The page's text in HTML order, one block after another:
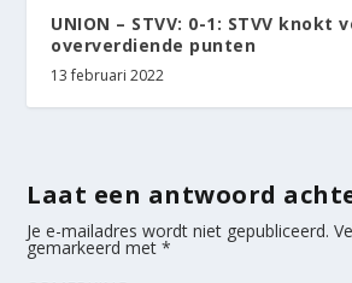
UNION – STVV: 0-1: STVV knokt
oververdiende punten
13 februari 2022
Laat een antwoord
Je e-mailadres wordt niet gepubliceerd.
gemarkeerd met*